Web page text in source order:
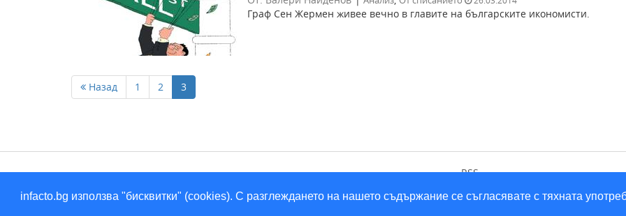
infacto.bg използва "бисквитки" (cookies). С разглеждането на нашето съдържание се съгласявате с тяхната
Граф Сен Жермен живее вечно в главите на българските икономисти.
Назад 1 2 3
RSS